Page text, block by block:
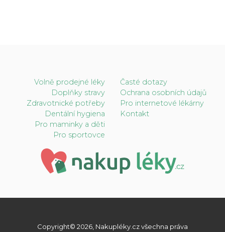
Volně prodejné léky
Doplňky stravy
Zdravotnické potřeby
Dentální hygiena
Pro maminky a děti
Pro sportovce
Časté dotazy
Ochrana osobních údajů
Pro internetové lékárny
Kontakt
Copyright© 2026, Nakupléky.cz všechna práva